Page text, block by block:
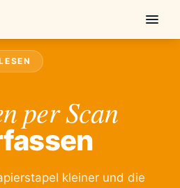
per Scan
kleiner und die